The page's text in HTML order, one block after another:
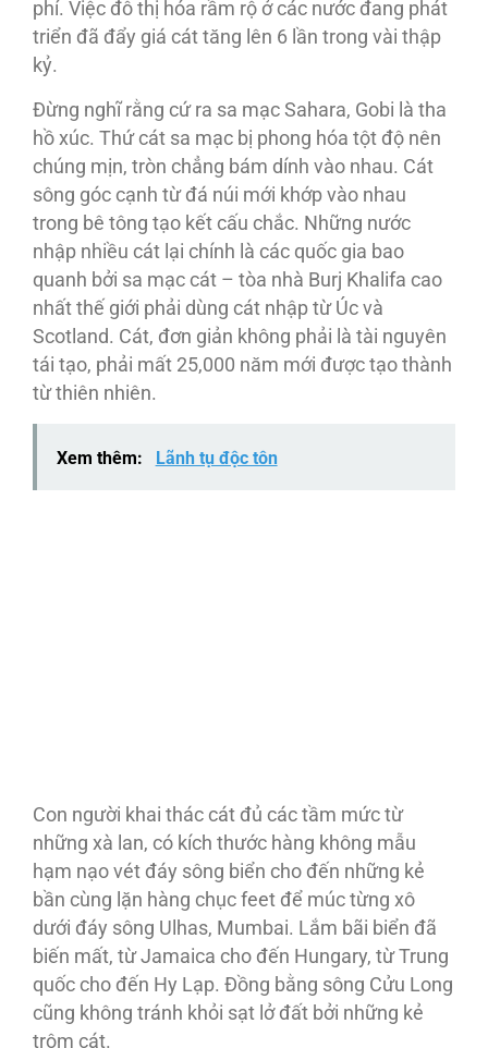
phí. Việc đô thị hóa rầm rộ ở các nước đang phát
triển đã đẩy giá cát tăng lên 6 lần trong vài thập
kỷ.
Ðừng nghĩ rằng cứ ra sa mạc Sahara, Gobi là tha
hồ xúc. Thứ cát sa mạc bị phong hóa tột độ nên
chúng mịn, tròn chẳng bám dính vào nhau. Cát
sông góc cạnh từ đá núi mới khớp vào nhau
trong bê tông tạo kết cấu chắc. Những nước
nhập nhiều cát lại chính là các quốc gia bao
quanh bởi sa mạc cát – tòa nhà Burj Khalifa cao
nhất thế giới phải dùng cát nhập từ Úc và
Scotland. Cát, đơn giản không phải là tài nguyên
tái tạo, phải mất 25,000 năm mới được tạo thành
từ thiên nhiên.
Xem thêm: Lãnh tụ độc tôn
Con người khai thác cát đủ các tầm mức từ
những xà lan, có kích thước hàng không mẫu
hạm nạo vét đáy sông biển cho đến những kẻ
bần cùng lặn hàng chục feet để múc từng xô
dưới đáy sông Ulhas, Mumbai. Lắm bãi biển đã
biến mất, từ Jamaica cho đến Hungary, từ Trung
quốc cho đến Hy Lạp. Ðồng bằng sông Cửu Long
cũng không tránh khỏi sạt lở đất bởi những kẻ
trộm cát.